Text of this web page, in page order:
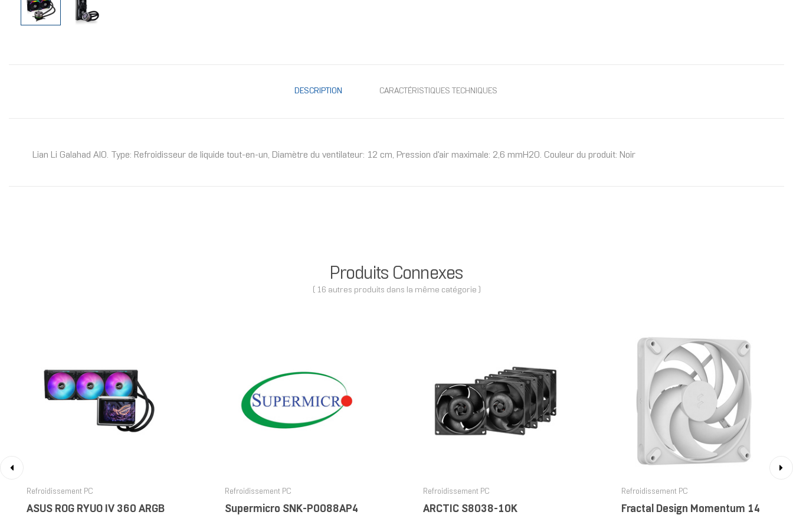
DESCRIPTION CARACTÉRISTIQUES TECHNIQUES
Lian Li Galahad AIO. Type: Refroidisseur de liquide tout-en-un, Diamètre du ventilateur: 12 cm, Pression d'air maximale: 2,6 mmH2O. Couleur du produit: Noir
Produits Connexes
( 16 autres produits dans la même catégorie )
Refroidissement PC
ASUS ROG RYUO IV 360 ARGB
Refroidissement PC
Supermicro SNK-P0088AP4
Refroidissement PC
ARCTIC S8038-10K
Refroidissement PC
Fractal Design Momentum 14